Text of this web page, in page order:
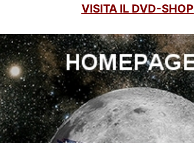
VISITA IL DVD-SHOP